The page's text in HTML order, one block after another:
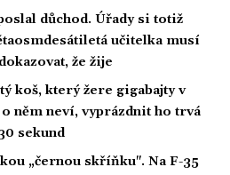
důchod. Úřady si totiž
učitelka musí
že žije
koš, který žere gigabajty v
něm neví, vyprázdnit ho trvá
sekund
„černou skříňku". Na F-35